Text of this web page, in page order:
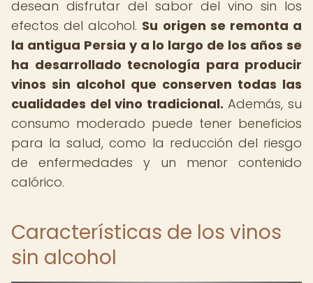
desean disfrutar del sabor del vino sin los
efectos del alcohol. Su origen se remonta a
la antigua Persia y a lo largo de los años se
ha desarrollado tecnología para producir
vinos sin alcohol que conserven todas las
cualidades del vino tradicional. Además, su
consumo moderado puede tener beneficios
para la salud, como la reducción del riesgo
de enfermedades y un menor contenido
calórico.
Características de los vinos
sin alcohol